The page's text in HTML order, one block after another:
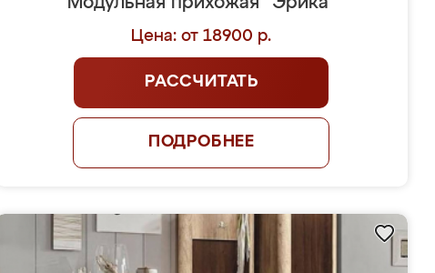
Цена: от 18900 р.
РАССЧИТАТЬ
ПОДРОБНЕЕ